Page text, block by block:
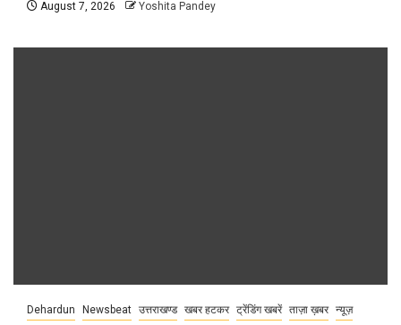
August 7, 2026 Yoshita Pandey
Dehardun Newsbeat उत्तराखण्ड खबर हटकर ट्रेंडिंग खबरें ताज़ा ख़बर न्यूज़